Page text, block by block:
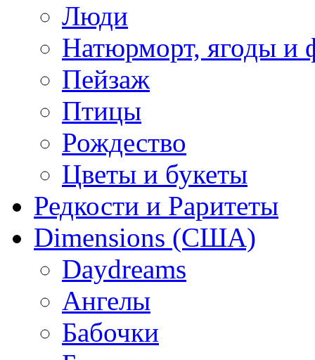
Люди
Натюрморт, ягоды и
Пейзаж
Птицы
Рождество
Цветы и букеты
Редкости и Раритеты
Dimensions (США)
Daydreams
Ангелы
Бабочки